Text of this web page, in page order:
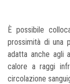
È possibile
prossimità di una
adatta anche agli
calore a raggi
circolazione